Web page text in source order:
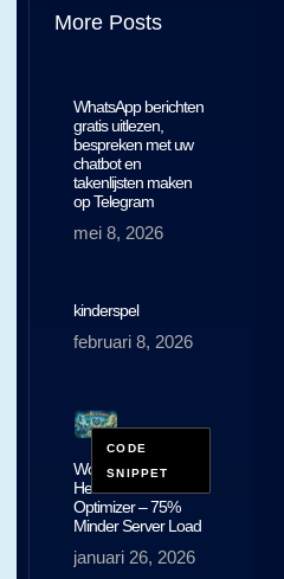
More Posts
WhatsApp berichten
gratis uitlezen,
bespreken met uw
chatbot en
takenlijsten maken
op Telegram
mei 8, 2026
kinderspel
februari 8, 2026
WordPress
Heartbeat API
Optimizer – 75%
Minder Server Load
januari 26, 2026